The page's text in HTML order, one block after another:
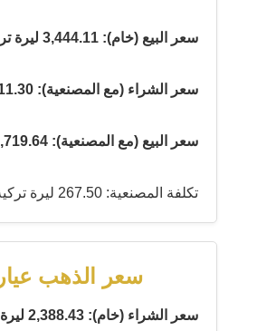
سعر البيع (خام): 3,444.11 ليرة تركية
سعر الشراء (مع المصنعية): 3,611.30 ليرة تركية
سعر البيع (مع المصنعية): 3,719.64 ليرة تركية
تكلفة المصنعية: 267.50 ليرة تركية
سعر الذهب عيار 10
سعر الشراء (خام): 2,388.43 ليرة تركية